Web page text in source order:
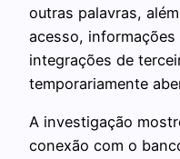
outras palavras,
acesso,
integrações de
temporariamente
A investigação
conexão com o